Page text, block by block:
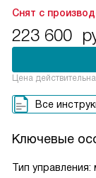
Снят с
223 600
Цена
Все
Ключевые
Тип